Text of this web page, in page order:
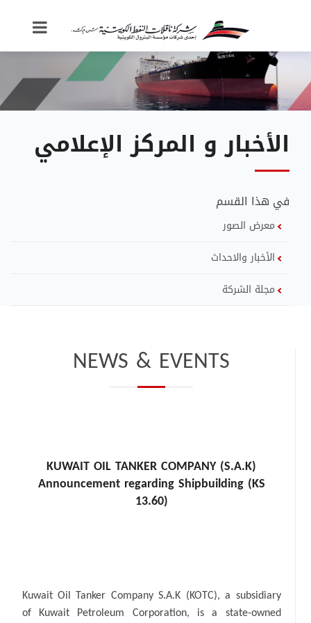
الأخبار و المركز الإعلامي
في هذا القسم
معرض الصور
الأخبار والاحداث
مجلة الشركة
NEWS & EVENTS
KUWAIT OIL TANKER COMPANY (S.A.K)
Announcement regarding Shipbuilding (KS
13.60)
Kuwait Oil Tanker Company S.A.K (KOTC), a subsidiary
of Kuwait Petroleum Corporation, is a state-owned